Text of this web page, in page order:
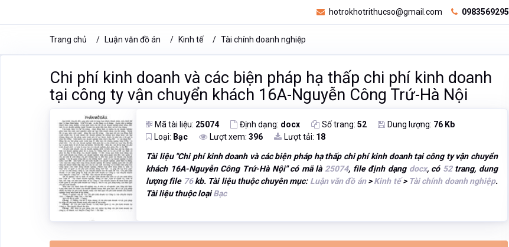
hotrokhotrithucso@gmail.com 0983569295
Trang chủ Luận văn đồ án Kinh tế Tài chính doanh nghiệp
Chi phí kinh doanh và các biện pháp hạ thấp chi phí kinh doanh
tại công ty vận chuyển khách 16A-Nguyễn Công Trứ-Hà Nội
Mã tài liệu: 25074 Định dạng: docx Số trang:52 Dung lượng: 76 Kb
Loại: Bạc Lượt xem:396 Lượt tải: 18
Tài liệu "Chi phí kinh doanh và các biện pháp hạ thấp chi phí kinh doanh tại công ty vận chuyển
khách 16A-Nguyễn Công Trứ-Hà Nội" có mã là 25074, file định dạng docx, có 52trang, dung
lượng file 76kb. Tài liệu thuộc chuyên mục: Luận văn đồ án>Kinh tế> Tài chính doanh nghiệp.
Tài liệu thuộc loạiBạc